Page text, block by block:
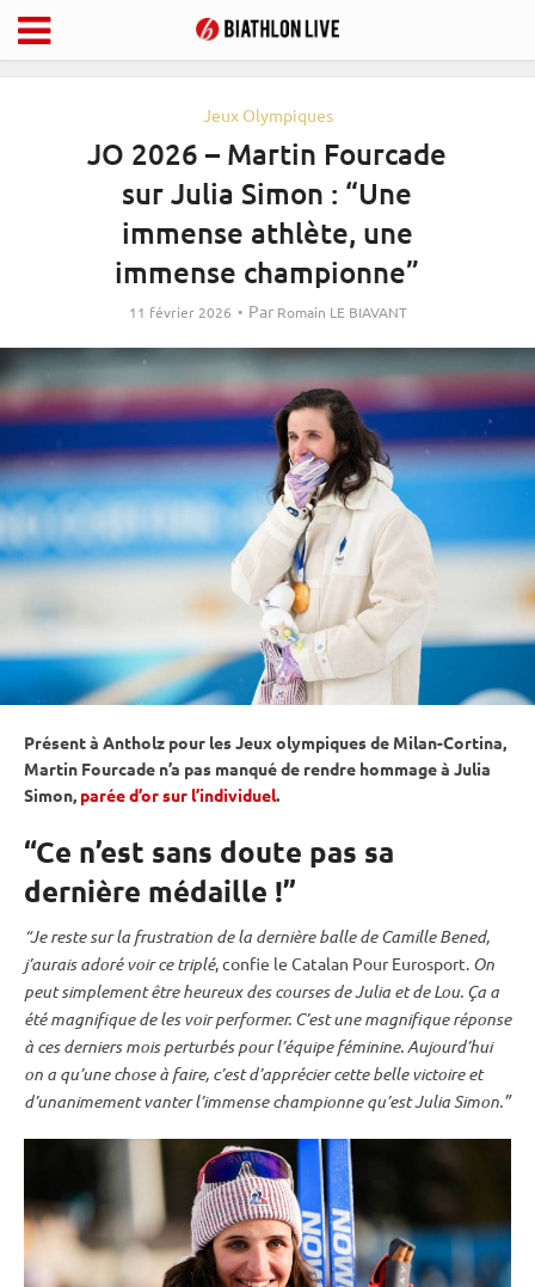
Jeux Olympiques
JO 2026 – Martin Fourcade
sur Julia Simon : “Une
immense athlète, une
immense championne”
11 février 2026 Par Romain LE BIAVANT
Présent à Antholz pour lesJeux olympiquesde Milan-Cortina,
Martin Fourcade n’a pas manqué de rendre hommage à Julia
Simon, parée d’or sur l’individuel.
“Ce n’est sans doute pas sa
dernière médaille !”
“Je reste sur la frustration de la dernière balle de Camille Bened,
j’aurais adoré voir ce triplé, confie le Catalan Pour Eurosport. On
peut simplement être heureux des courses de Julia et de Lou. Ça a
été magnifique de les voir performer. C’est une magnifique réponse
à ces derniers mois perturbés pour l’équipe féminine. Aujourd’hui
on a qu’une chose à faire, c’est d’apprécier cette belle victoire et
d’unanimement vanter l’immense championne qu’est Julia Simon.”